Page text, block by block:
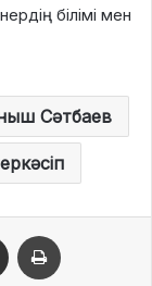
білімі мен
Сәтбаев